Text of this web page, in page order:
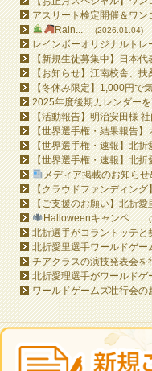
アスリート検定開催＆ワン
Rain... (2026.01.04)
レインボーオリジナルトレ
【新規生徒募集中】日本代
【お知らせ】江南校舎、扶
【冬休み限定】1,000円で
2025年度後期カレンダー
【活動報告】明治安田様
【世界選手権・結果報告】
【世界選手権・速報】北折
【世界選手権・速報】北折
メディア掲載のお知らせ
【クラウドファンディング
【ご支援のお願い】北折愛
Halloweenキャンペ...
北折選手がコラントッテと
北折愛里選手ワールドゲ
チアクラスの演技発表会を
北折愛理選手がワールドゲ
ワールドゲームズ壮行会の
All contents © 2026